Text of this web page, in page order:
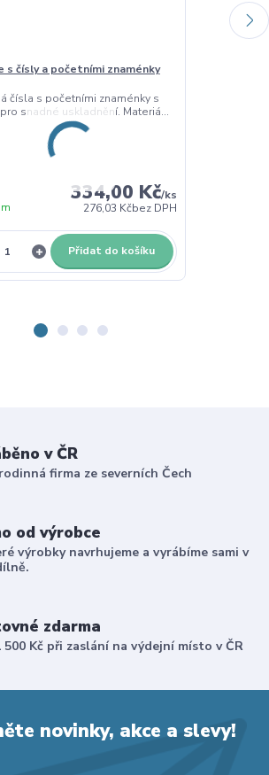
s čísly a početními znaménky
čísla s početními znaménky s
snadné uskladnění. Materiá...
334,00 Kč/ks
276,03 Kčbez DPH
Přidat do košíku
v ČR
firma ze severních Čech
od výrobce
výrobky navrhujeme a vyrábíme sami v
zdarma
500 Kč při zaslání na výdejní místo v ČR
novinky, akce a slevy!